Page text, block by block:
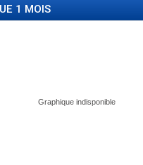
1 MOIS